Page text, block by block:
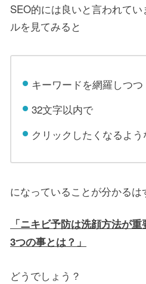
SEO的には良いと言われて
ルを見てみると
キーワードを網羅しつつ
32文字以内で
クリックしたくなるよ
になっていることが分かるは
「ニキビ予防は洗顔方法が
3つの事とは？」
どうでしょう？